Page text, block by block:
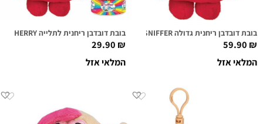
בובת דובדבן ריחנית גדולה CHERI CHERI SUPER SNIFFER
59.90₪
המלאי אזל
בובת דובדבן ריחנית לתלייה CHERI CHERRY
29.90₪
המלאי אזל